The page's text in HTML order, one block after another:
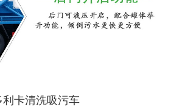
利卡清洗吸污车